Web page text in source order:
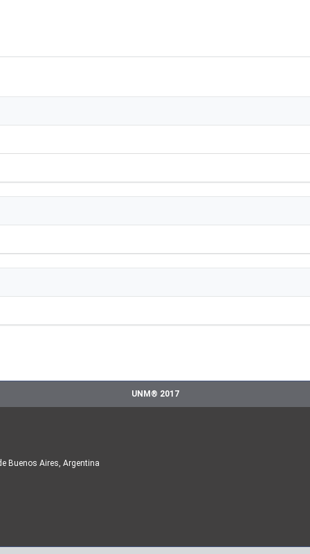
UNM® 2017
Buenos Aires, Argentina